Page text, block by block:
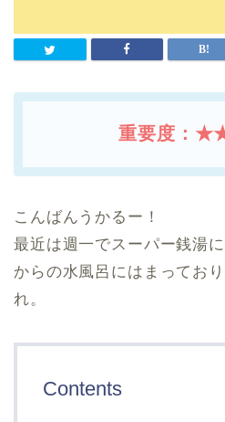
重要度：
こんばんうかるー！
最近は週一でスーパー銭湯
からの水風呂にはまってお
れ。
Contents